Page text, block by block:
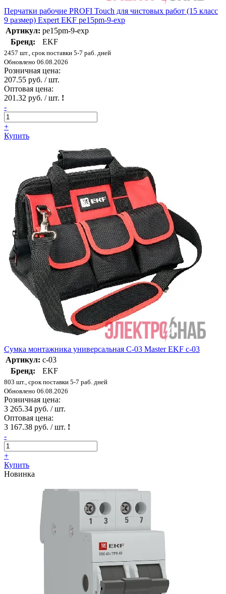
Перчатки рабочие PROFI Touch для чистовых работ (15 класс
9 размер) Expert EKF pe15pm-9-exp
Артикул: pe15pm-9-exp
Бренд:
EKF
2457 шт., срок поставки 5-7 раб. дней
Обновлено 06.08.2026
Розничная цена:
207.55 руб. / шт.
Оптовая цена:
201.32 руб. / шт. !
-
+
Купить
Сумка монтажника универсальная С-03 Master EKF c-03
Артикул: c-03
Бренд:
EKF
803 шт., срок поставки 5-7 раб. дней
Обновлено 06.08.2026
Розничная цена:
3 265.34 руб. / шт.
Оптовая цена:
3 167.38 руб. / шт. !
-
+
Купить
Новинка